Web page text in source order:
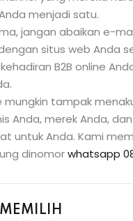
menjadi satu.
jangan abaikan e-
situs web Anda
B2B online
tampak
Anda, merek Anda,
untuk Anda. Kami
dinomorwhatsapp